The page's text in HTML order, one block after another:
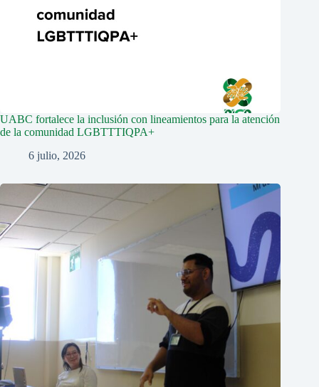
UABC fortalece la inclusión con lineamientos para la atención
de la comunidad LGBTTTIQPA+
6 julio, 2026